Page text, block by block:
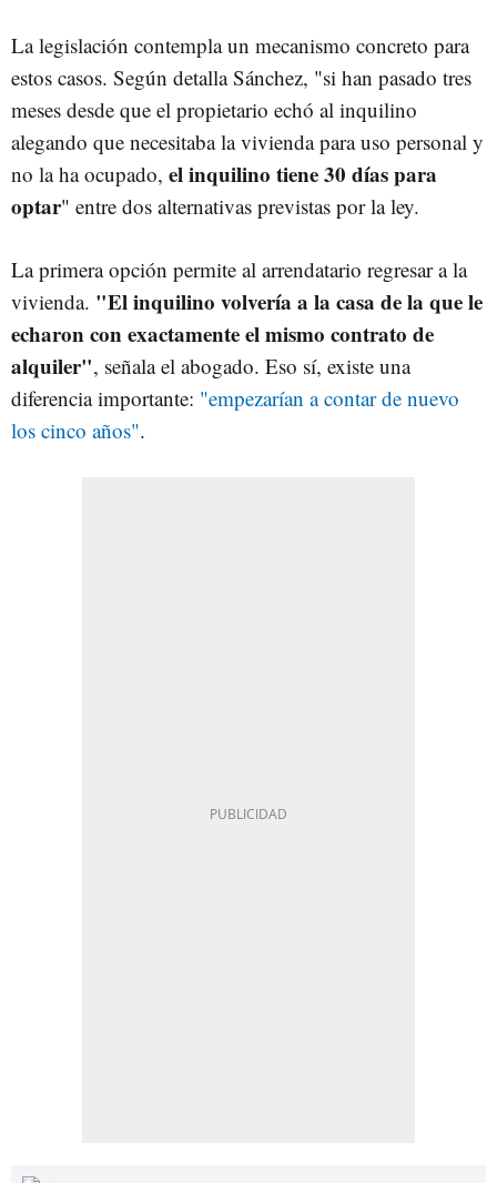
La legislación contempla un mecanismo concreto para
estos casos. Según detalla Sánchez, "si han pasado tres
meses desde que el propietario echó al inquilino
alegando que necesitaba la vivienda para uso personal y
no la ha ocupado, el inquilino tiene 30 días para
optar" entre dos alternativas previstas por la ley.
La primera opción permite al arrendatario regresar a la
vivienda. "El inquilino volvería a la casa de la que le
echaron con exactamente el mismo contrato de
alquiler", señala el abogado. Eso sí, existe una
diferencia importante: "empezarían a contar de nuevo
los cinco años".